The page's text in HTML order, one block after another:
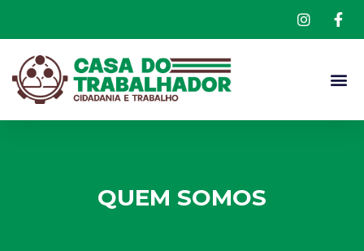
QUEM SOMOS